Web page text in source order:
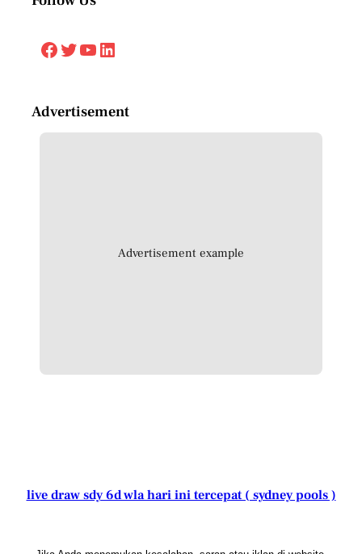
Facebook Twitter YouTube LinkedIn
Advertisement
Advertisement example
live draw sdy 6d wla hari ini tercepat ( sydney pools )